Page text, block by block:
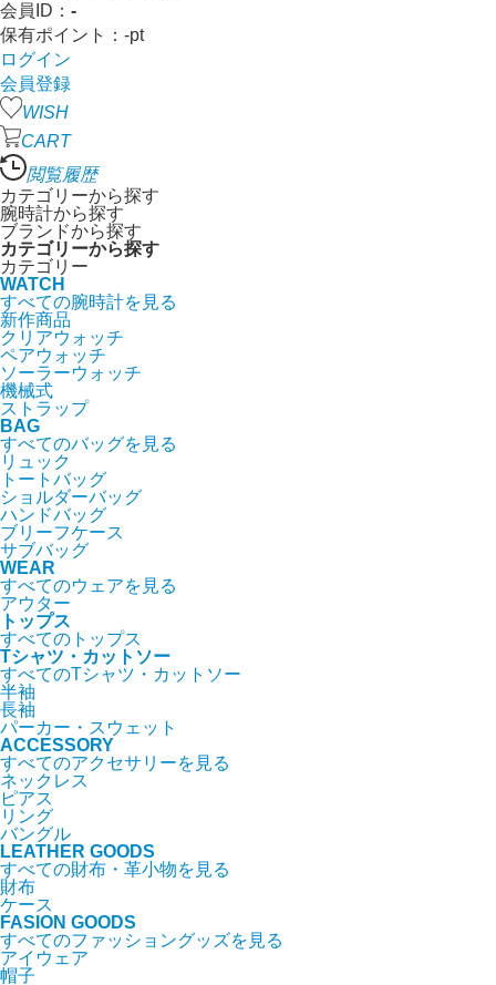
会員ID： -
保有ポイント： -pt
ログイン
会員登録
WISH
CART
閲覧履歴
カテゴリーから探す
腕時計から探す
ブランドから探す
カテゴリーから探す
カテゴリー
WATCH
すべての腕時計を見る
新作商品
クリアウォッチ
ペアウォッチ
ソーラーウォッチ
機械式
ストラップ
BAG
すべてのバッグを見る
リュック
トートバッグ
ショルダーバッグ
ハンドバッグ
ブリーフケース
サブバッグ
WEAR
すべてのウェアを見る
アウター
トップス
すべてのトップス
Tシャツ・カットソー
すべてのTシャツ・カットソー
半袖
長袖
パーカー・スウェット
ACCESSORY
すべてのアクセサリーを見る
ネックレス
ピアス
リング
バングル
LEATHER GOODS
すべての財布・革小物を見る
財布
ケース
FASION GOODS
すべてのファッショングッズを見る
アイウェア
帽子